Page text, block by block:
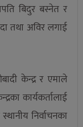
बिदुर बस्नेत र
तथा अविर लगाई
केन्द्र र एमाले
कार्यकर्तालाई
निर्वाचनका